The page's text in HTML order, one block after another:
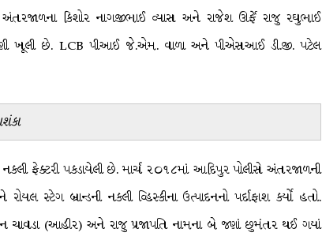
કિશોર નાગજીભાઈ વ્યાસ અને રાજેશ ઊર્ફે રાજુ રઘુભાઈ
ખૂલી છે. LCB પીઆઈ જે.એમ. વાળા અને પીએસઆઈ ડી.જી. પટેલ
ફેક્ટરી પકડાયેલી છે. માર્ચ ૨૦૧૮માં આદિપુર પોલીસે અંતરજાળની
સ્ટેગ બ્રાન્ડની નકલી વ્હિસ્કીના ઉત્પાદનનો પર્દાફાશ કર્યો હતો.
(આહીર) અને રાજુ પ્રજાપતિ નામના બે જણાં છુમંતર થઈ ગયાં